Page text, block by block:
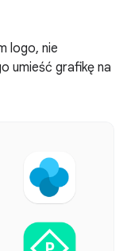
logo, nie
umieść grafikę na